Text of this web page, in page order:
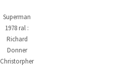
Superman
1978 ral :
Richard
Donner
Christorpher